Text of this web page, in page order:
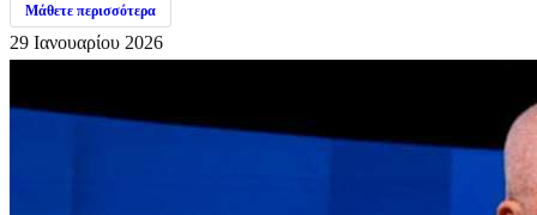
Μάθετε περισσότερα
29 Ιανουαρίου 2026